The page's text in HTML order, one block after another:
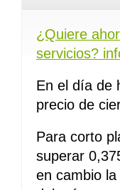
¿Quiere
servicios?
En el día de
precio de
Para corto
superar
en cambio